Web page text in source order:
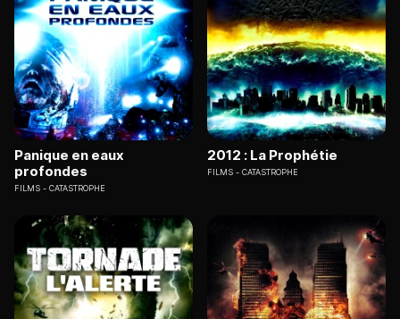
Panique en eaux
profondes
FILMS CATASTROPHE
2012 : La Prophétie
FILMS CATASTROPHE